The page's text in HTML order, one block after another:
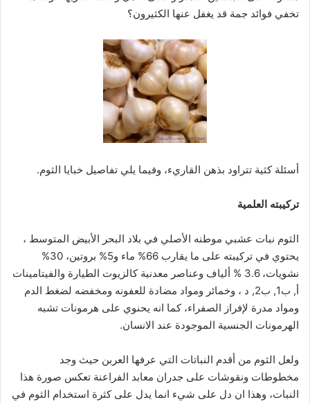
تخفي فوائد جمة قد يغفل عنها الكثيرون؟
أسئلة كثية تتراود بذهن القاريء، وفيما يلي تفاصيل خبايا الثوم.
تركيبته العلمية
الثوم نبات عشبي موطنه الأصلي في بلاد البحر الأبيض المتوسط ،
يحتوي في تركيبته على ما يقارب 66% ماء و5% بروتين، 30%
نشويات، 3.6 % ألياف وعناصر معدنية كالزيوت الطيارة والفيتامينات
أ, ب1, ب2, د ، وخمائر ومواد مضادة للعفونه ومخفضه لضغط الدم
ومواد مدرة لإفراز الصفراء، كما انه يحنوي على هرمونات تشبه
الهرمونات الجنسية الموجودة عند الانسان.
ولعل الثوم من أقدم النباتات التي عرفها العربن حيث وجد
مخطوطات ونقوشات على جدران معابد الفراعنة تعكس صورة هذا
النبات، وهذا ان دل على شيء انما يدل على كثرة استخدام الثوم في